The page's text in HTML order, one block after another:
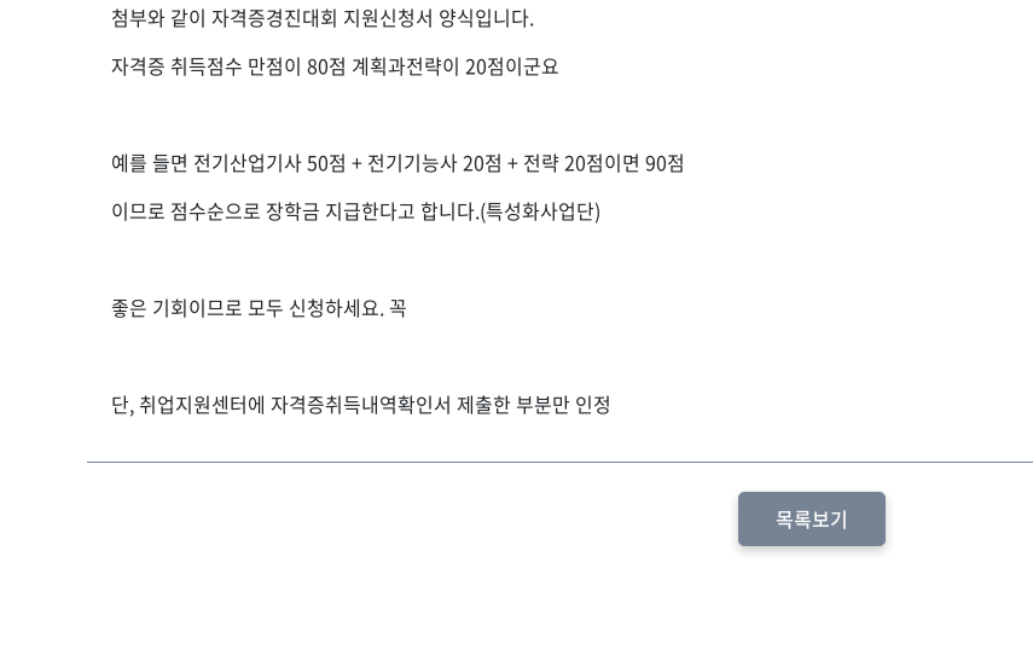
첨부와 같이 자격증경진대회 지원신청서 양식입니다.
자격증 취득점수 만점이 80점 계획과전략이 20점이군요
예를 들면 전기산업기사 50점 + 전기기능사 20점 + 전략 20점이면 90점
이므로 점수순으로 장학금 지급한다고 합니다.(특성화사업단)
좋은 기회이므로 모두 신청하세요. 꼭
단, 취업지원센터에 자격증취득내역확인서 제출한 부분만 인정
목록보기